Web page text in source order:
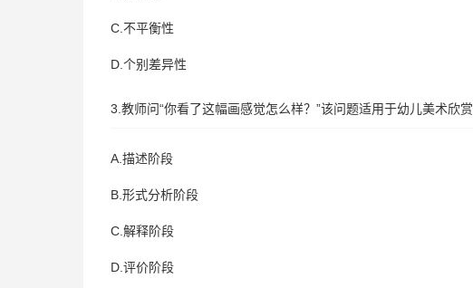
C.不平衡性
D.个别差异性
3.教师问“你看了这幅画感觉怎么样？”该问题适用于幼儿美术欣
A.描述阶段
B.形式分析阶段
C.解释阶段
D.评价阶段